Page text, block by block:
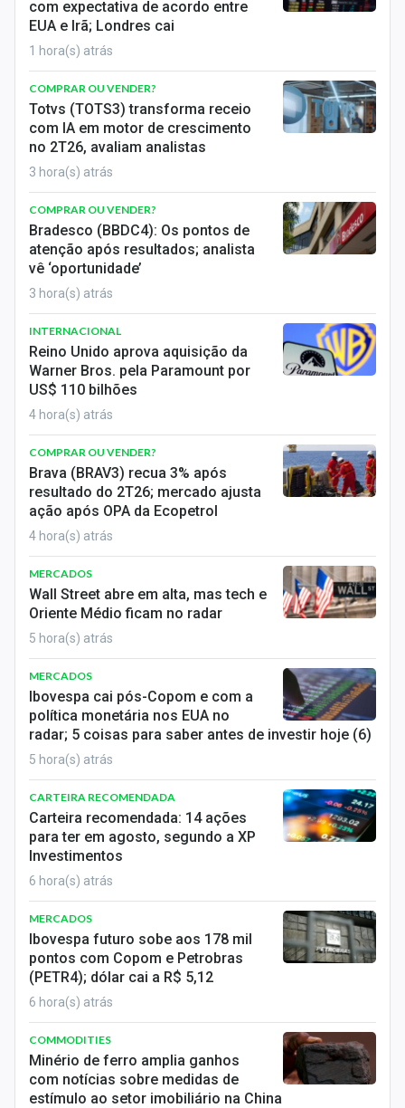
Economia
Empresas
Brasil
Política
Colunas
Especiais
Internacional
Marketing
Tecnologia
Conteúdo de Marca
Sobre
Expediente
Contato
com expectativa de acordo entre
EUA e Irã; Londres cai
1 hora(s) atrás
COMPRAR OU VENDER?
Totvs (TOTS3) transforma receio
com IA em motor de crescimento
no 2T26, avaliam analistas
3 hora(s) atrás
COMPRAR OU VENDER?
Bradesco (BBDC4): Os pontos de
atenção após resultados; analista
vê ‘oportunidade’
3 hora(s) atrás
INTERNACIONAL
Reino Unido aprova aquisição da
Warner Bros. pela Paramount por
US$ 110 bilhões
4 hora(s) atrás
COMPRAR OU VENDER?
Brava (BRAV3) recua 3% após
resultado do 2T26; mercado ajusta
ação após OPA da Ecopetrol
4 hora(s) atrás
MERCADOS
Wall Street abre em alta, mas tech e
Oriente Médio ficam no radar
5 hora(s) atrás
MERCADOS
Ibovespa cai pós-Copom e com a
política monetária nos EUA no
radar; 5 coisas para saber antes de investir hoje (6)
5 hora(s) atrás
CARTEIRA RECOMENDADA
Carteira recomendada: 14 ações
para ter em agosto, segundo a XP
Investimentos
6 hora(s) atrás
MERCADOS
Ibovespa futuro sobe aos 178 mil
pontos com Copom e Petrobras
(PETR4); dólar cai a R$ 5,12
6 hora(s) atrás
COMMODITIES
Minério de ferro amplia ganhos
com notícias sobre medidas de
estímulo ao setor imobiliário na China